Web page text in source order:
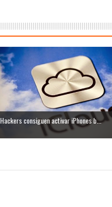
Hackers consiguen activar iPhones b...